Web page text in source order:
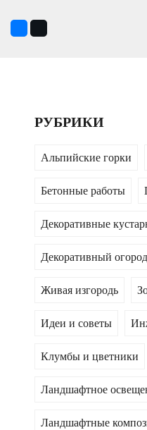
РУБРИКИ
Альпийские горки
Бетонные работы
Декоративные
Декоративный огород
Живая изгородь
Идеи и советы
Клумбы и цветники
Ландшафтное
Ландшафтные